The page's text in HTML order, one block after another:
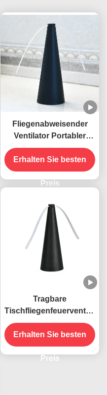
Fliegenabweisender
Ventilator Portabler
Tisch Fliegen mit
weichen Klingen ABS
PET Material fern halten
Erhalten Sie besten
Preis
Tragbare
Tischfliegenfeuerventilator
mit weichen Klingen
hält Fliegen in Innen-
und Außenräumen fern
Erhalten Sie besten
Preis